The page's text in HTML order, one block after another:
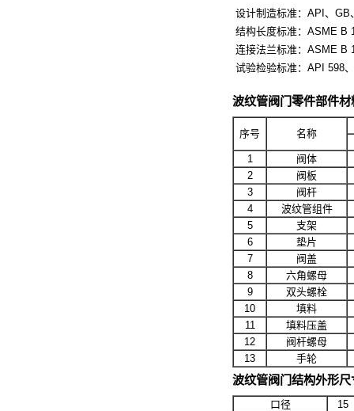
设计制造标准：API、GB
结构长度标准：ASME B
连接法兰标准：ASME B
试验检验标准：API 598
波纹管阀门零件部件材
序号 名称
1
阀体
2
阀板
3
阀杆
4
波纹管组件
5
支架
6
垫片
7
阀盖
8
六角螺母
9
双头螺栓
10
填料
11
填料压盖
12
阀杆螺母
13
手轮
波纹管阀门结构外形尺
口径
15